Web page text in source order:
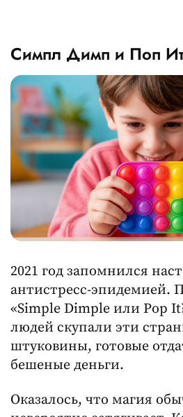
Симпл Димп и Поп
2021 год запомнился
антистресс-эпидемией.
«Simple Dimple или Pop
людей скупали эти
штуковины, готовые
бешеные деньги.
Оказалось, что магия